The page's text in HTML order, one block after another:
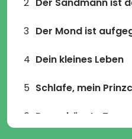
2 Der Sandmann ist
3 Der Mond ist
4 Dein kleines Leben
5 Schlafe, mein
6 Der schönste Traum